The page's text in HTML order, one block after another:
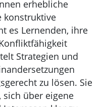
erhebliche
konstruktive
es Lernenden, ihre
Strategien und
zu lösen. Sie
über eigene